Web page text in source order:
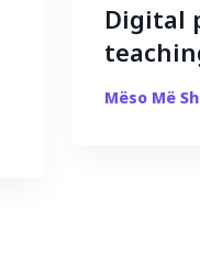
Digital
Mëso Më